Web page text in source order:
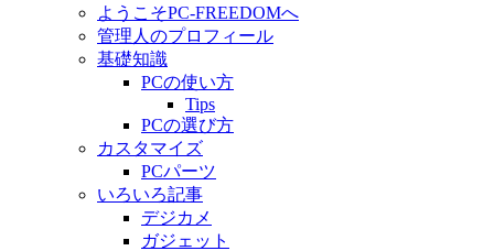
ようこそPC-FREEDOMへ
管理人のプロフィール
基礎知識
PCの使い方
Tips
PCの選び方
カスタマイズ
PCパーツ
いろいろ記事
デジカメ
ガジェット